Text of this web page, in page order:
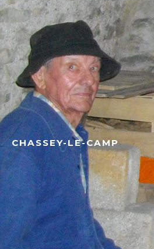
CHASSEY-LE-CAMP